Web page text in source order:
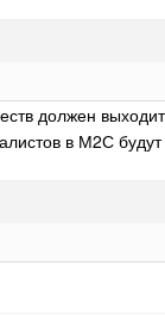
должен
в М2С будут